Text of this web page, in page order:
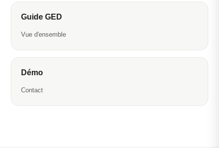
Guide GED
Vue d'ensemble
Démo
Contact